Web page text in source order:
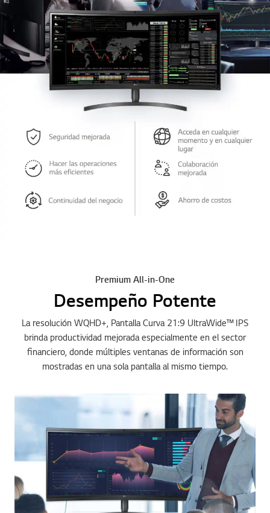
Premium All-in-One
Desempeño Potente
La resolución WQHD+, Pantalla Curva 21:9 UltraWide™ IPS
brinda productividad mejorada especialmente en el sector
financiero, donde múltiples ventanas de información son
mostradas en una sola pantalla al mismo tiempo.